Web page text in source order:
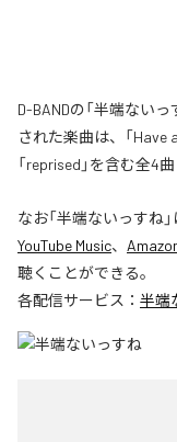
D-BANDの「半端ない
された楽曲は、「Have a
「reprised」を含む全4
なお「半端ないっすね
YouTube Music、
聴くことができる。
各配信サービス： 半端